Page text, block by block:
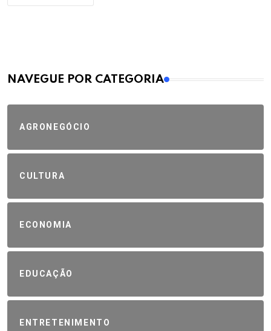
MAIS VISTOS
NAVEGUE POR CATEGORIA
AGRONEGÓCIO
CULTURA
ECONOMIA
EDUCAÇÃO
ENTRETENIMENTO